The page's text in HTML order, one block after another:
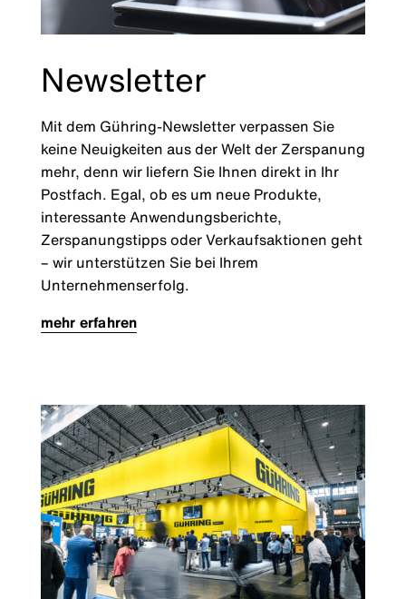
Newsletter
Mit dem Gühring-Newsletter verpassen Sie
keine Neuigkeiten aus der Welt der Zerspanung
mehr, denn wir liefern Sie Ihnen direkt in Ihr
Postfach. Egal, ob es um neue Produkte,
interessante Anwendungsberichte,
Zerspanungstipps oder Verkaufsaktionen geht
– wir unterstützen Sie bei Ihrem
Unternehmenserfolg.
mehr erfahren